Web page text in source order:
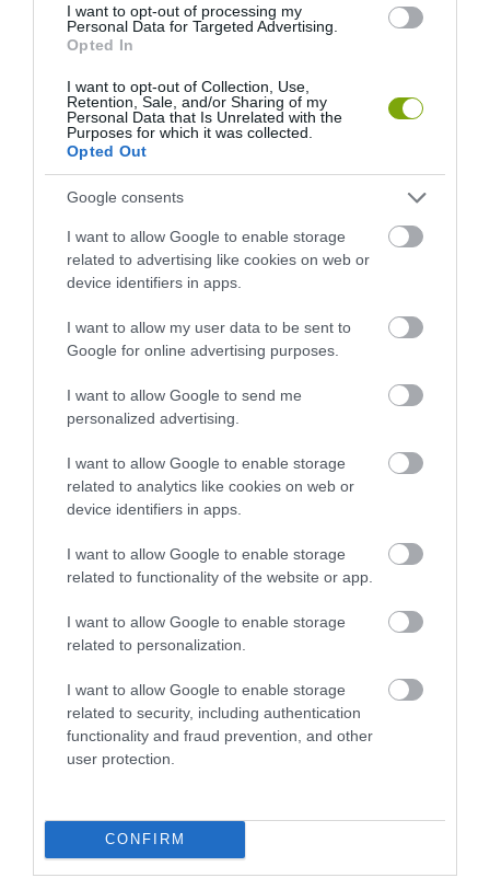
I want to opt-out of processing my
Personal Data for Targeted Advertising.
Opted In
I want to opt-out of Collection, Use,
Retention, Sale, and/or Sharing of my
Personal Data that Is Unrelated with the
Purposes for which it was collected.
Opted Out
Google consents
I want to allow Google to enable storage
related to advertising like cookies on web or
device identifiers in apps.
I want to allow my user data to be sent to
Google for online advertising purposes.
I want to allow Google to send me
personalized advertising.
I want to allow Google to enable storage
related to analytics like cookies on web or
device identifiers in apps.
I want to allow Google to enable storage
related to functionality of the website or app.
I want to allow Google to enable storage
related to personalization.
I want to allow Google to enable storage
related to security, including authentication
functionality and fraud prevention, and other
user protection.
CONFIRM
KIRÁNDULÁS A
PANNONHALMI
ILLATMÚZEUMBA
2026-08-04
KIRÁNDULÁS A
KIRÁNDULÁS A RAVAZDI
APÁTSÁG HABOS OLDALÁRA
VAN: ÓRIÁSI REJTETT TÁJ
HÚZÓDIK KELET-ANTARKTISZ
MÉLYÉN
2026-06-24